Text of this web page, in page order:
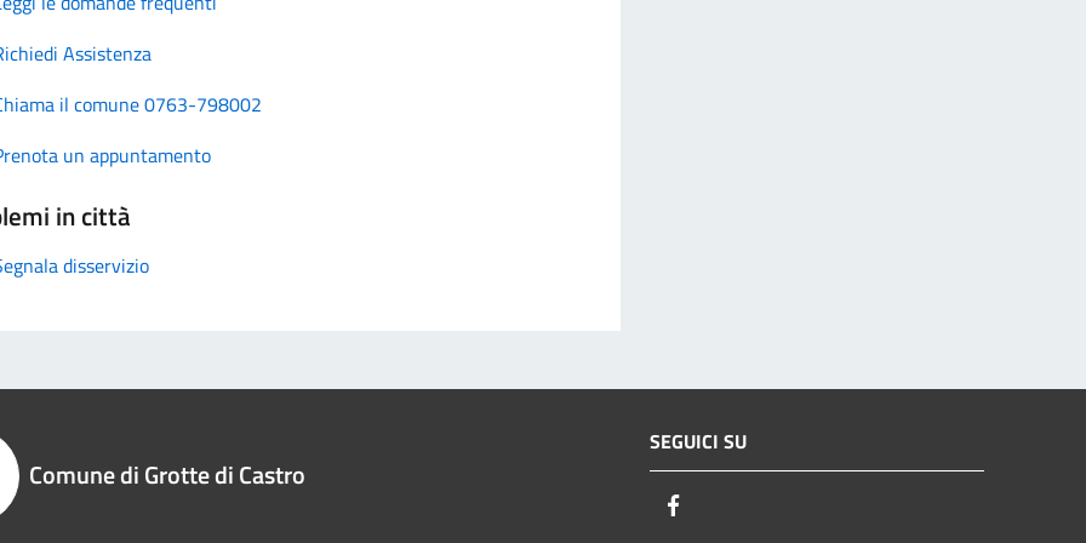
Assistenza
il comune 0763-798002
un appuntamento
in città
disservizio
Comune di Grotte di Castro
SEGUICI SU